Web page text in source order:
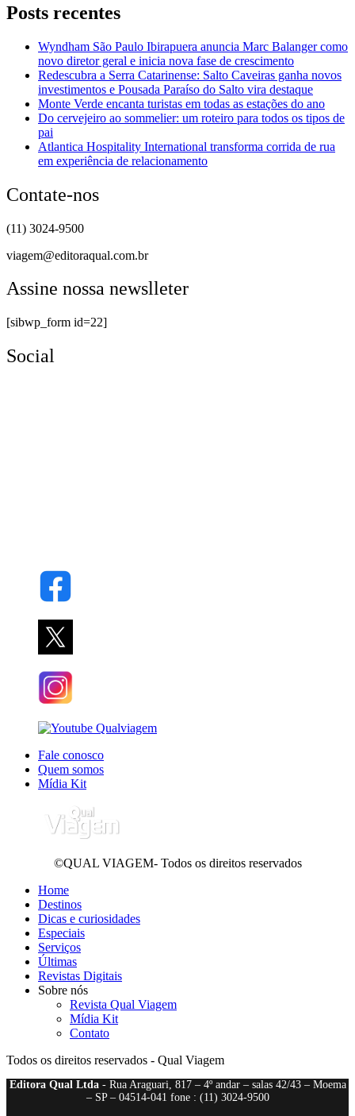
Posts recentes
Wyndham São Paulo Ibirapuera anuncia Marc Balanger como
novo diretor geral e inicia nova fase de crescimento
Redescubra a Serra Catarinense: Salto Caveiras ganha novos
investimentos e Pousada Paraíso do Salto vira destaque
Monte Verde encanta turistas em todas as estações do ano
Do cervejeiro ao sommelier: um roteiro para todos os tipos de
pai
Atlantica Hospitality International transforma corrida de rua
em experiência de relacionamento
Contate-nos
(11) 3024-9500
viagem@editoraqual.com.br
Assine nossa newslleter
[sibwp_form id=22]
Social
Fale conosco
Quem somos
Mídia Kit
©QUAL VIAGEM- Todos os direitos reservados
Home
Destinos
Dicas e curiosidades
Especiais
Serviços
Últimas
Revistas Digitais
Sobre nós
Revista Qual Viagem
Mídia Kit
Contato
Todos os direitos reservados - Qual Viagem
Editora Qual Ltda- Rua Araguari, 817 – 4º andar – salas 42/43 – Moema
– SP – 04514-041 fone : (11) 3024-9500